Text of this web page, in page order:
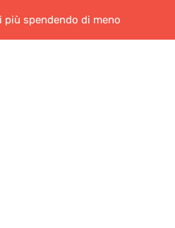
più spendendo di meno